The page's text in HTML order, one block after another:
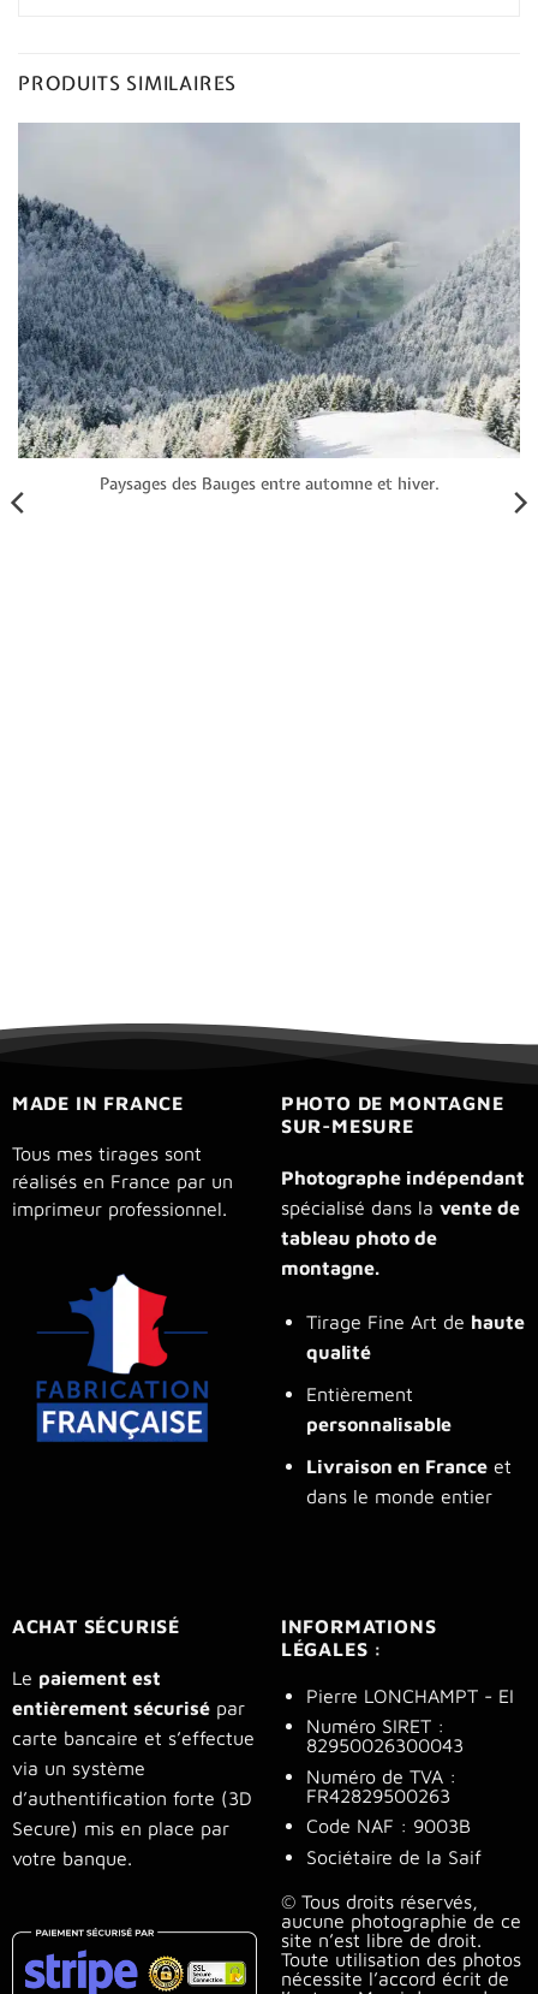
PRODUITS SIMILAIRES
Paysages des Bauges entre automne et hiver.
MADE IN FRANCE
Tous mes tirages sont
réalisés en France par un
imprimeur professionnel.
PHOTO DE MONTAGNE
SUR-MESURE
Photographe indépendant
spécialisé dans la vente de
tableau photo de
montagne.
Tirage Fine Art de haute
qualité
Entièrement
personnalisable
Livraison en Franceet
dans le monde entier
ACHAT SÉCURISÉ
Le paiement est
entièrement sécurisépar
carte bancaire et s’effectue
via un système
d’authentification forte (3D
Secure) mis en place par
votre banque.
INFORMATIONS
LÉGALES :
Pierre LONCHAMPT - EI
Numéro SIRET :
82950026300043
Numéro de TVA :
FR42829500263
Code NAF : 9003B
Sociétaire de la Saif
© Tous droits réservés,
aucune photographie de ce
site n’est libre de droit.
Toute utilisation des photos
nécessite l’accord écrit de